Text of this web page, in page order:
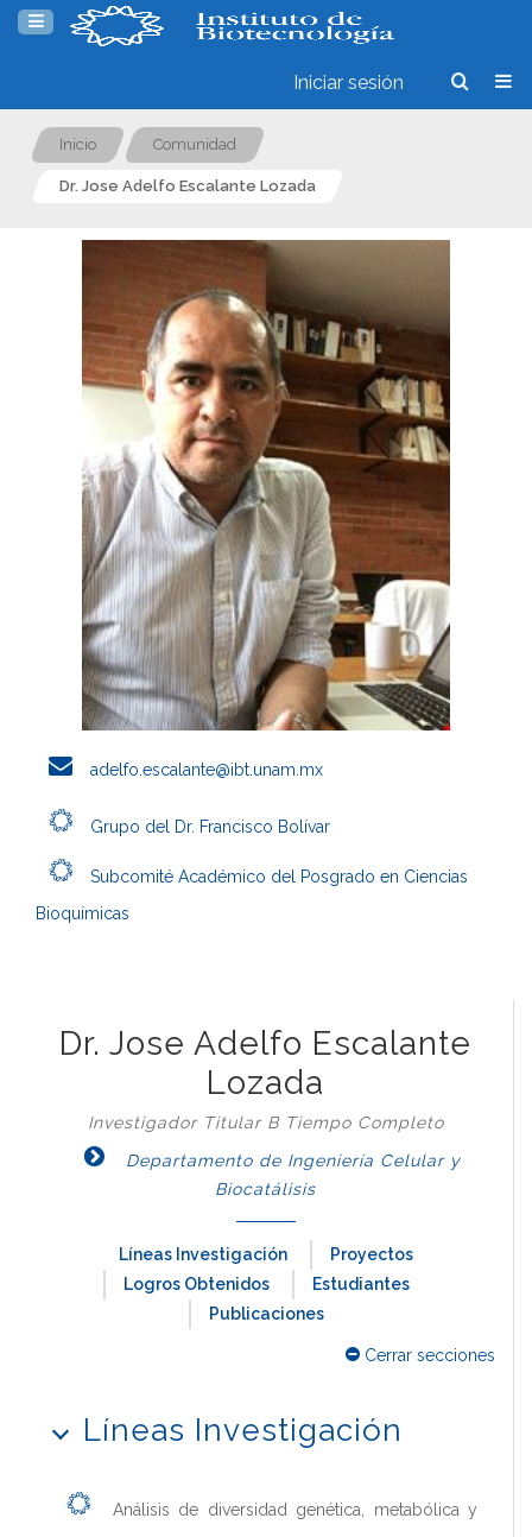
Iniciar sesión
Inicio Comunidad
Dr. Jose Adelfo Escalante Lozada
adelfo.escalante@ibt.unam.mx
Grupo del Dr. Francisco Bolívar
Subcomité Académico del Posgrado en Ciencias
Bioquímicas
Dr. Jose Adelfo Escalante
Lozada
Investigador Titular B Tiempo Completo
Departamento de Ingeniería Celular y
Biocatálisis
Líneas Investigación
Proyectos
Logros Obtenidos
Estudiantes
Publicaciones
Cerrar secciones
Líneas Investigación
Análisis de diversidad genética, metabólica y